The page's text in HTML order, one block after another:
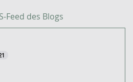
Feed des Blogs